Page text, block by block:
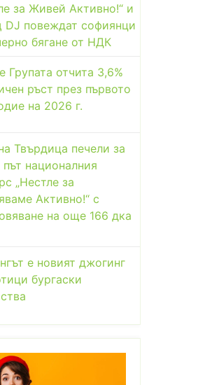
за Живей Активно!“ и
DJ повеждат софиянци
бягане от НДК
Групата отчита 3,6%
ръст през първото
на 2026 г.
Твърдица печели за
националния
„Нестле за
Активно!“ с
на още 166 дка
е новият джогинг
бургаски